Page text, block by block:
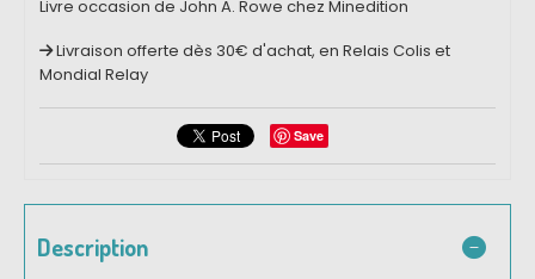
Livre occasion de John A. Rowe chez Minedition
Livraison offerte dès 30€ d'achat, en Relais Colis et
Mondial Relay
Save
Description